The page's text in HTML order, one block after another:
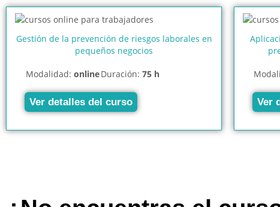
Gestión de la prevención de riesgos laborales en
pequeños negocios
Modalidad: onlineDuración: 75 h
Ver detalles del curso Ver